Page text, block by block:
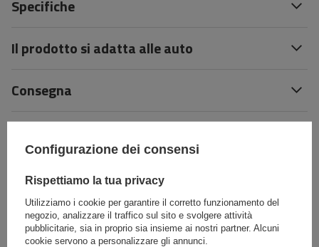
Specifiche
Il prodotto si adatta alle auto
Consegna
Recensioni(0)
Scrivi la tua recensione
Configurazione dei consensi
Rispettiamo la tua privacy
Utilizziamo i cookie per garantire il corretto funzionamento del
negozio, analizzare il traffico sul sito e svolgere attività
pubblicitarie, sia in proprio sia insieme ai nostri partner. Alcuni
cookie servono a personalizzare gli annunci.